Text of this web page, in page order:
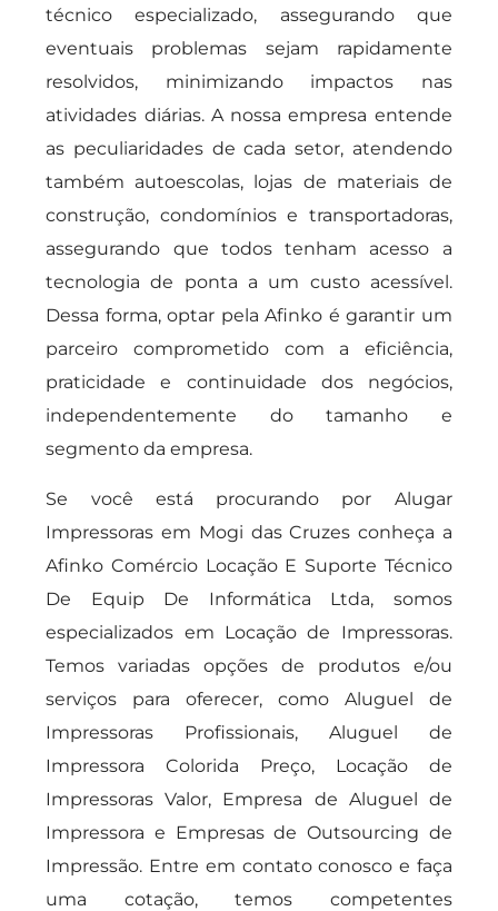
técnico especializado, assegurando que
eventuais problemas sejam rapidamente
resolvidos, minimizando impactos nas
atividades diárias. A nossa empresa entende
as peculiaridades de cada setor, atendendo
também autoescolas, lojas de materiais de
construção, condomínios e transportadoras,
assegurando que todos tenham acesso a
tecnologia de ponta a um custo acessível.
Dessa forma, optar pela Afinko é garantir um
parceiro comprometido com a eficiência,
praticidade e continuidade dos negócios,
independentemente do tamanho e
segmento da empresa.
Se você está procurando por Alugar
Impressoras em Mogi das Cruzes conheça a
Afinko Comércio Locação E Suporte Técnico
De Equip De Informática Ltda, somos
especializados em Locação de Impressoras.
Temos variadas opções de produtos e/ou
serviços para oferecer, como Aluguel de
Impressoras Profissionais, Aluguel de
Impressora Colorida Preço, Locação de
Impressoras Valor, Empresa de Aluguel de
Impressora e Empresas de Outsourcing de
Impressão. Entre em contato conosco e faça
uma cotação, temos competentes